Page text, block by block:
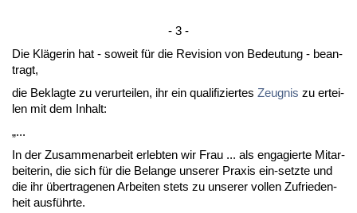
- 3 -
Die Kläge­rin hat - so­weit für die Re­vi­si­on von Be­deu­tung - be­an­
tragt,
die Be­klag­te zu ver­ur­tei­len, ihr ein qua­li­fi­zier­tes Zeug­nis zu er­tei­
len mit dem In­halt:
„...
In der Zu­sam­men­ar­beit er­leb­ten wir Frau ... als en­ga­gier­te Mit­ar­
bei­te­rin, die sich für die Be­lan­ge un­se­rer Pra­xis ein-setz­te und
die ihr über­tra­ge­nen Ar­bei­ten stets zu un­se­rer vol­len Zu­frie­den­
heit ausführ­te.